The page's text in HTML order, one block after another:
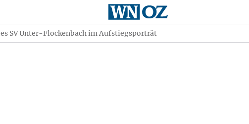
SV Unter-Flockenbach im Aufstiegsporträt